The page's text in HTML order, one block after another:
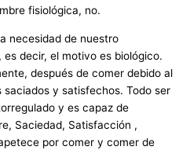
fisiológica, no.
necesidad de nuestro
decir, el motivo es biológico.
después de comer debido al
saciados y satisfechos. Todo ser
y es capaz de
Saciedad, Satisfacción ,
por comer y comer de